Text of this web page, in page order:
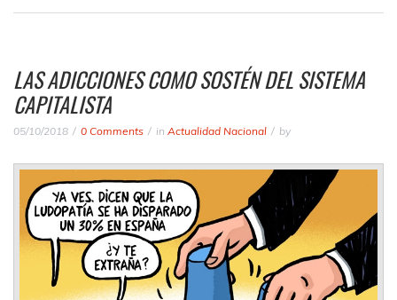
LAS ADICCIONES COMO SOSTÉN DEL SISTEMA
CAPITALISTA
05/10/2018 0 Comments in Actualidad Nacional by